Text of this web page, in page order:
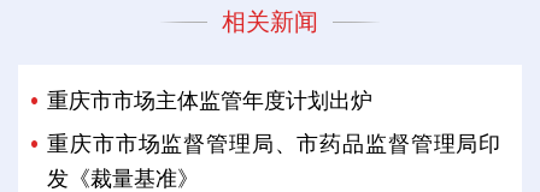
相关新闻
重庆市市场主体监管年度计划出炉
重庆市市场监督管理局、市药品监督管理局印
发《裁量基准》